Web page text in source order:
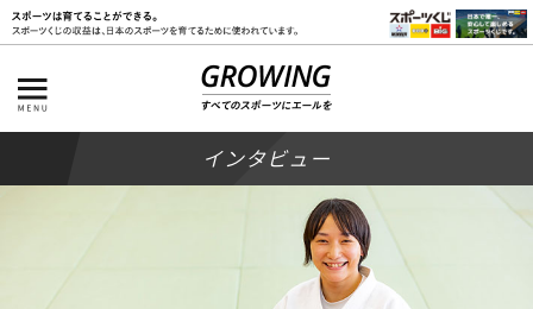
インタビュー